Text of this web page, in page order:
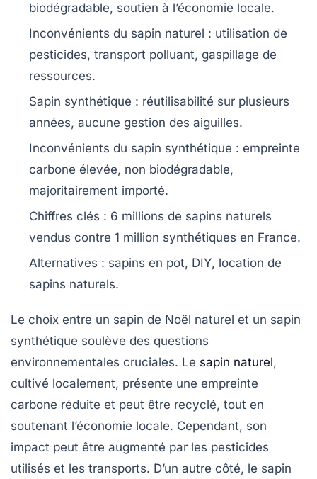
biodégradable, soutien à l’économie locale.
Inconvénients du sapin naturel : utilisation de
pesticides, transport polluant, gaspillage de
ressources.
Sapin synthétique : réutilisabilité sur plusieurs
années, aucune gestion des aiguilles.
Inconvénients du sapin synthétique : empreinte
carbone élevée, non biodégradable,
majoritairement importé.
Chiffres clés : 6 millions de sapins naturels
vendus contre 1 million synthétiques en France.
Alternatives : sapins en pot, DIY, location de
sapins naturels.
Le choix entre un sapin de Noël naturel et un sapin
synthétique soulève des questions
environnementales cruciales. Le sapin naturel,
cultivé localement, présente une empreinte
carbone réduite et peut être recyclé, tout en
soutenant l’économie locale. Cependant, son
impact peut être augmenté par les pesticides
utilisés et les transports. D’un autre côté, le sapin